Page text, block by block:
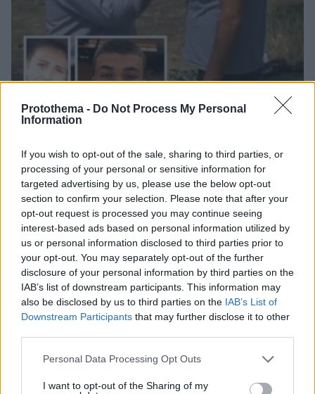
Protothema - Do Not Process My Personal
Information
If you wish to opt-out of the sale, sharing to third parties, or
processing of your personal or sensitive information for
targeted advertising by us, please use the below opt-out
section to confirm your selection. Please note that after your
opt-out request is processed you may continue seeing
interest-based ads based on personal information utilized by
us or personal information disclosed to third parties prior to
your opt-out. You may separately opt-out of the further
disclosure of your personal information by third parties on the
IAB’s list of downstream participants. This information may
also be disclosed by us to third parties on the IAB’s List of
Downstream Participants that may further disclose it to other
Please note that this website/app uses one or more Google
not limited to your visit or usage behaviour. You may click to
Personal Data Processing Opt Outs
I want to opt-out of the Sharing of my
«Τα έχω χάσει όλα»: Συντετριμμένος ο πατέρας
και σύζυγος των θυμάτων στο τροχαίο στις
Σέρρες
07.08.2026, 14:57